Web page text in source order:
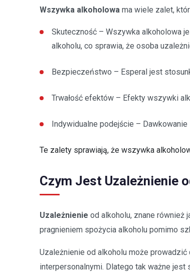
Wszywka alkoholowa ma wiele zalet,
Skuteczność – Wszywka alkoholowa
alkoholu, co sprawia, że osoba
Bezpieczeństwo – Esperal jest
Trwałość efektów – Efekty wszywki
Indywidualne podejście –
Te zalety sprawiają, że wszywka
Czym Jest Uzależnienie
Uzależnienie od alkoholu, znane również
pragnieniem spożycia alkoholu pomimo
Uzależnienie od alkoholu może
interpersonalnymi. Dlatego tak ważne jest